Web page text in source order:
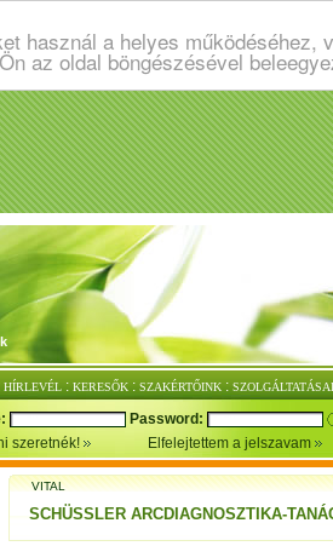
használ a helyes
az oldal böngészésével
HÍRLEVÉL : KERESŐK : SZAKÉRTŐINK :
Password:
szeretnék!
Elfelejtettem a jelszavam
VITAL
SCHÜSSLER ARCDIAGNOSZTIKA-